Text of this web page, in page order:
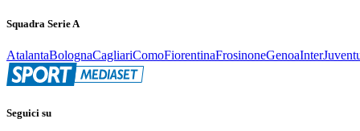
Squadra Serie A
AtalantaBolognaCagliariComoFiorentinaFrosinoneGenoaInter
Seguici su